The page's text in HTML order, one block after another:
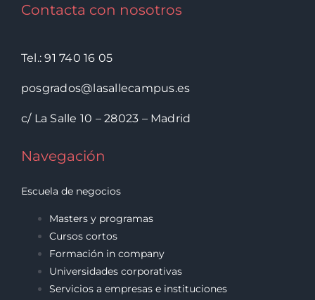
Contacta con nosotros
Tel.: 91 740 16 05
posgrados@lasallecampus.es
c/ La Salle 10 – 28023 – Madrid
Navegación
Escuela de negocios
Masters y programas
Cursos cortos
Formación in company
Universidades corporativas
Servicios a empresas e instituciones